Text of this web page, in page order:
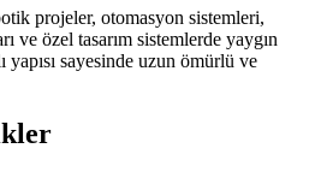
projeler, otomasyon sistemleri,
ve özel tasarım sistemlerde yaygın
sayesinde uzun ömürlü ve